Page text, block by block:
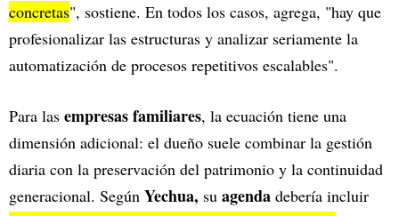
concretas", sostiene. En todos los casos, agrega, "hay que
profesionalizar las estructuras y analizar seriamente la
automatización de procesos repetitivos escalables".
Para las empresas familiares, la ecuación tiene una
dimensión adicional: el dueño suele combinar la gestión
diaria con la preservación del patrimonio y la continuidad
generacional. Según Yechua, su agenda debería incluir